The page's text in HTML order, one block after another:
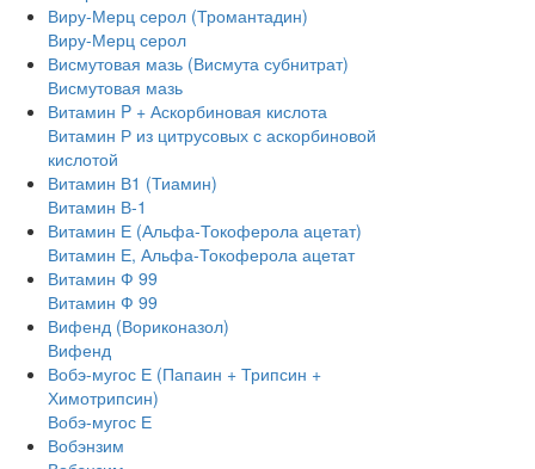
Виру-Мерц серол (Тромантадин)
Виру-Мерц серол
Висмутовая мазь (Висмута субнитрат)
Висмутовая мазь
Витамин P + Аскорбиновая кислота
Витамин Р из цитрусовых с аскорбиновой
кислотой
Витамин В1 (Тиамин)
Витамин В-1
Витамин Е (Альфа-Токоферола ацетат)
Витамин Е, Альфа-Токоферола ацетат
Витамин Ф 99
Витамин Ф 99
Вифенд (Вориконазол)
Вифенд
Вобэ-мугос Е (Папаин + Трипсин +
Химотрипсин)
Вобэ-мугос Е
Вобэнзим